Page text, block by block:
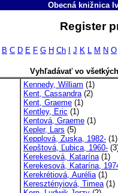
Obecná knižnica
Register
B C D E F G H Ch J K L M N O
Vyhľadávať vo
Kennedy, William (1)
Kent, Cassandra(2)
Kent, Graeme (1)
Kentley, Eric (1)
Kentová, Graeme (1)
Kepler, Lars (5)
Kepplová, Zuska, 1982- (1)
Kepštová, Ľubica, 1960-
Kerekesová, Katarína(1)
Kerekesová, Katarína,
Kerekrétiová, Aurélia(1)
Keresztényiová, Timea(1)